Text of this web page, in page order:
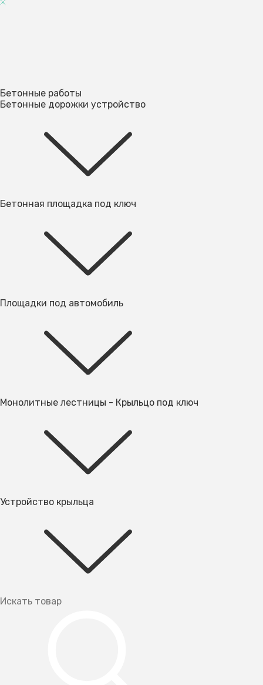
Бетонные работы
Бетонные дорожки устройство
Бетонная площадка под ключ
Площадки под автомобиль
Монолитные лестницы - Крыльцо под ключ
Устройство крыльца